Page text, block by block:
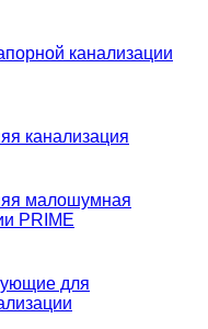
канализации
канализация
малошумная
PRIME
для